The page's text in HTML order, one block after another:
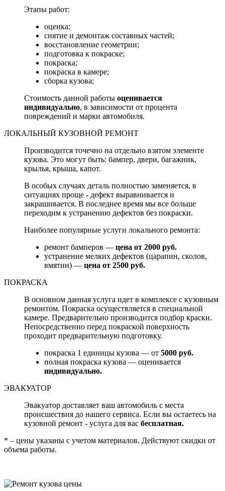
Этапы работ:
оценка;
снятие и демонтаж составных частей;
восстановление геометрии;
подготовка к покраске;
покраска;
покраска в камере;
сборка кузова;
Стоимость данной работы оценивается
индивидуально, в зависимости от процента
повреждений и марки автомобиля.
ЛОКАЛЬНЫЙ КУЗОВНОЙ РЕМОНТ
Производится точечно на отдельно взятом элементе
кузова. Это могут быть: бампер, двери, багажник,
крылья, крыша, капот.
В особых случаях деталь полностью заменяется, в
ситуациях проще - дефект выравнивается и
закрашивается. В последнее время мы все больше
переходим к устранению дефектов без покраски.
Наиболее популярные услуги локального ремонта:
ремонт бамперов — цена от 2000 руб.
устранение мелких дефектов (царапин, сколов,
вмятин) — цена от 2500 руб.
ПОКРАСКА
В основном данная услуга идет в комплексе с кузовным
ремонтом. Покраска осуществляется в специальной
камере. Предварительно производится подбор краски.
Непосредственно перед покраской поверхность
проходит предварительную подготовку.
покраска 1 единицы кузова — от 5000 руб.
полная покраска кузова — оценивается
индивидуально.
ЭВАКУАТОР
Эвакуатор доставляет ваш автомобиль с места
происшествия до нашего сервиса. Если вы остаетесь на
кузовной ремонт - услуга для вас бесплатная.
* – цены указаны с учетом материалов. Действуют скидки от
объема работы.